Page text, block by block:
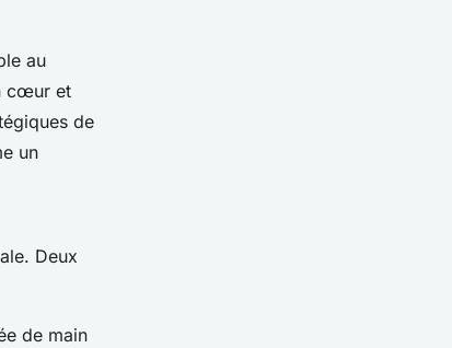
au
cœur et
de
un
Deux
de main